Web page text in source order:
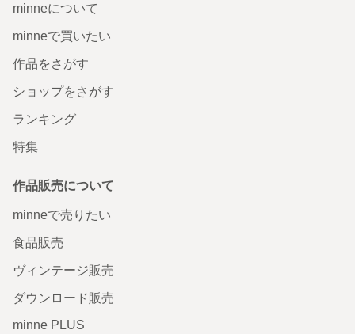
minneについて
minneで買いたい
作品をさがす
ショップをさがす
ランキング
特集
作品販売について
minneで売りたい
食品販売
ヴィンテージ販売
ダウンロード販売
minne PLUS